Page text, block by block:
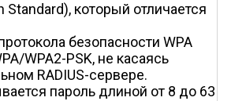
который отличается
безопасности WPA
WPA2-PSK, не касаясь
RADIUS-сервере.
пароль длиной от 8 до 63